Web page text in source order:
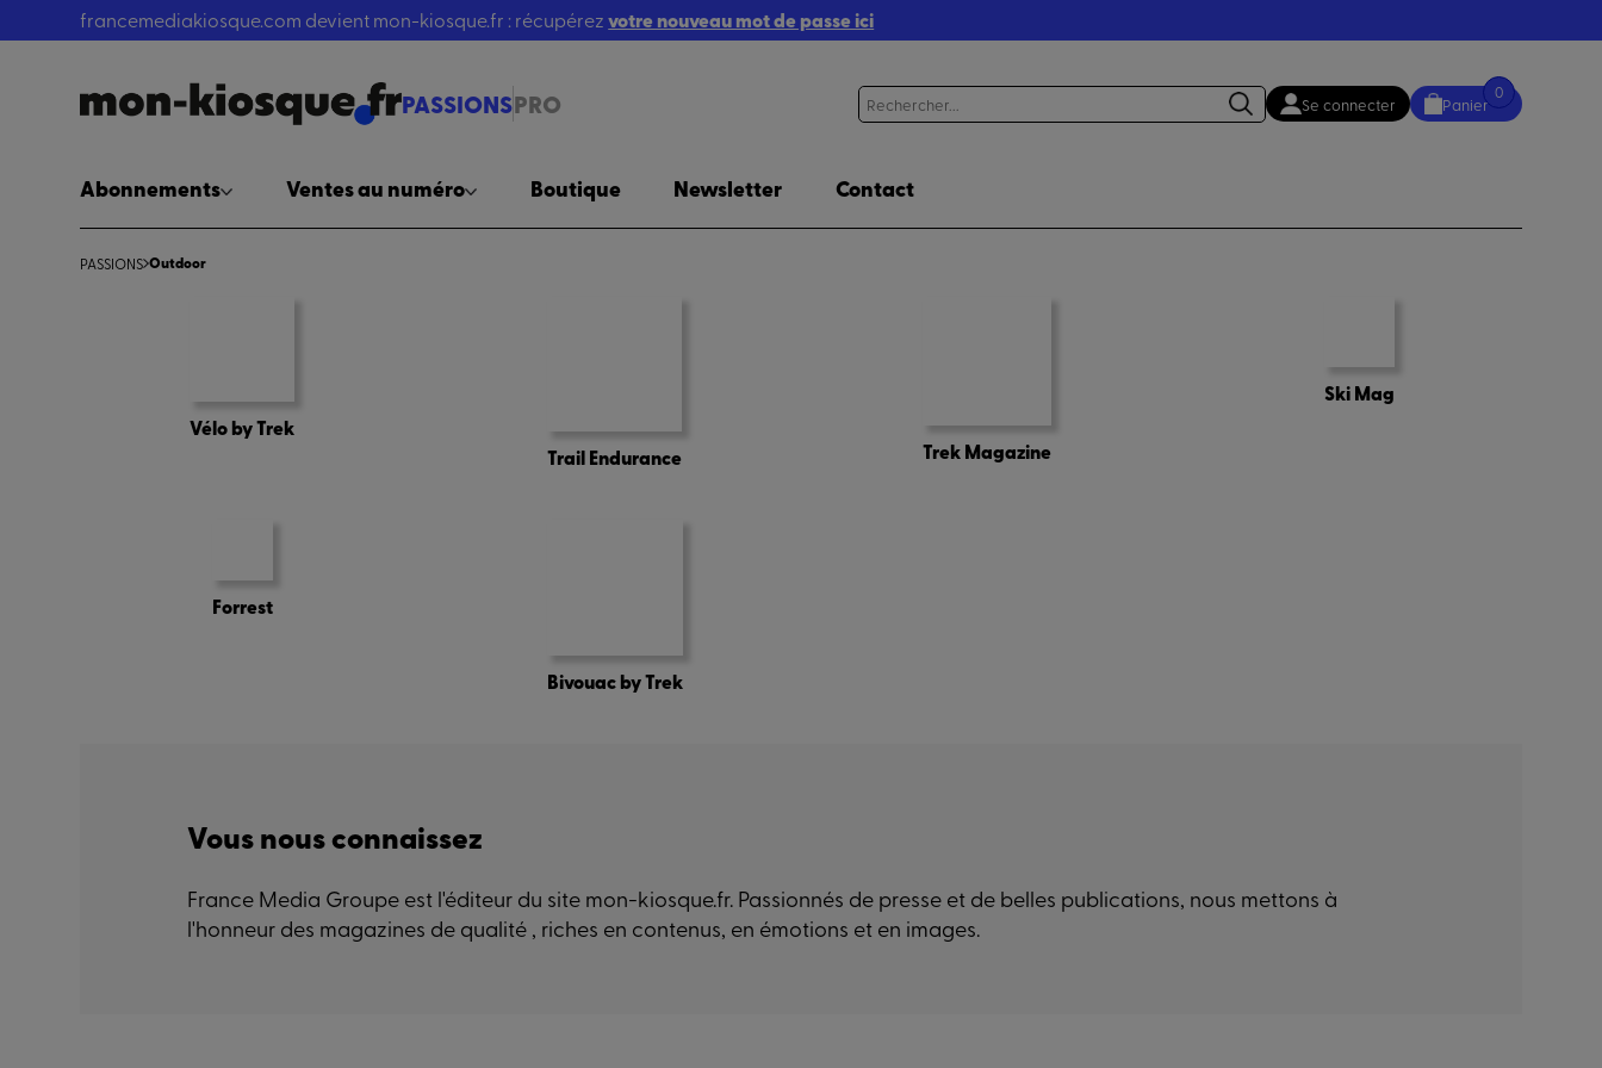
francemediakiosque.com devient mon-kiosque.fr : récupérezvotre nouveau mot de passe ici
PASSIONSPRO Se connecter Panier
0
Abonnements Ventes au numéro Boutique Newsletter Contact
PASSIONS Outdoor
Vélo by Trek
Trail Endurance
Trek Magazine
Ski Mag
Forrest
Bivouac by Trek
Vous nous connaissez
France Media Groupe est l'éditeur du site mon-kiosque.fr. Passionnés de presse et de belles publications, nous mettons à
l'honneur des magazines de qualité , riches en contenus, en émotions et en images.